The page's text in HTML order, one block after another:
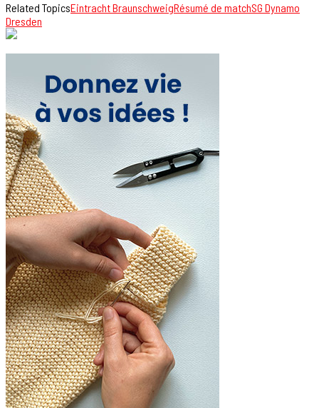
Related TopicsEintracht BraunschweigRésumé de matchSG Dynamo
Dresden